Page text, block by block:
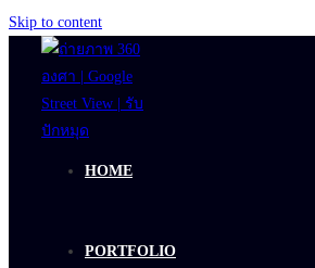
Skip to content
HOME
PORTFOLIO